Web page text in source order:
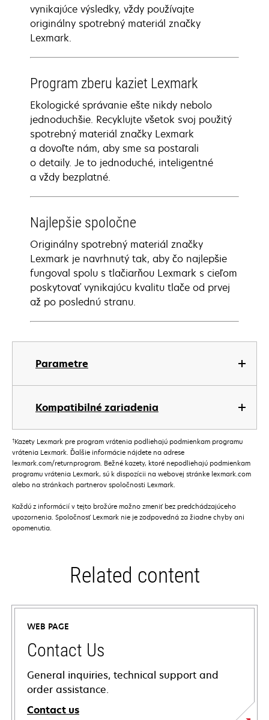
Parametre
Kompatibilné zariadenia
vynikajúce výsledky, vždy používajte
originálny spotrebný materiál značky
Lexmark.
Program zberu kaziet Lexmark
Ekologické správanie ešte nikdy nebolo
jednoduchšie. Recyklujte všetok svoj použitý
spotrebný materiál značky Lexmark
a dovoľte nám, aby sme sa postarali
o detaily. Je to jednoduché, inteligentné
a vždy bezplatné.
Najlepšie spoločne
Originálny spotrebný materiál značky
Lexmark je navrhnutý tak, aby čo najlepšie
fungoval spolu s tlačiarňou Lexmark s cieľom
poskytovať vynikajúcu kvalitu tlače od prvej
až po poslednú stranu.
†Kazety Lexmark pre program vrátenia podliehajú podmienkam programu
vrátenia Lexmark. Ďalšie informácie nájdete na adrese
lexmark.com/returnprogram. Bežné kazety, ktoré nepodliehajú podmienkam
programu vrátenia Lexmark, sú k dispozícii na webovej stránke lexmark.com
alebo na stránkach partnerov spoločnosti Lexmark.
Každú z informácií v tejto brožúre možno zmeniť bez predchádzajúceho
upozornenia. Spoločnosť Lexmark nie je zodpovedná za žiadne chyby ani
opomenutia.
Related content
WEB PAGE
Contact Us
General inquiries, technical support and
order assistance.
Contact us